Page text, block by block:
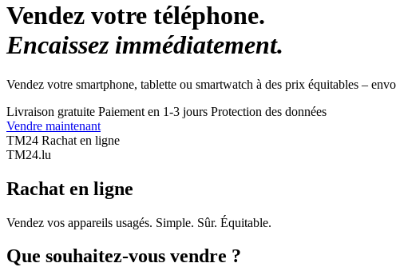
Vendez votre téléphone.
Encaissez immédiatement.
Vendez votre smartphone, tablette ou smartwatch à des prix équitables –
Livraison gratuite Paiement en 1-3 jours Protection des données
Vendre maintenant
TM24 Rachat en ligne
TM24.lu
Rachat en ligne
Vendez vos appareils usagés. Simple. Sûr. Équitable.
Que souhaitez-vous vendre ?